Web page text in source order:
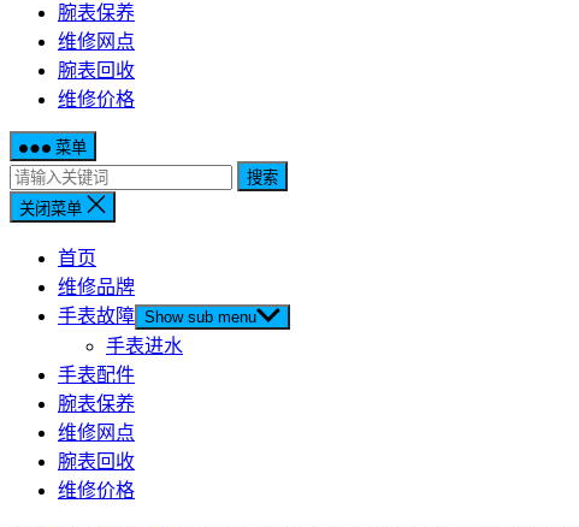
腕表保养
维修网点
腕表回收
维修价格
菜单
搜索
关闭菜单
首页
维修品牌
手表故障 Show sub menu
手表进水
手表配件
腕表保养
维修网点
腕表回收
维修价格